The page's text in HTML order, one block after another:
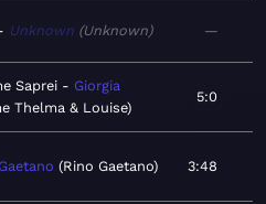
Unknown Unknown —
Saprei
Giorgia
Thelma & Louise
5:0
Rino Gaetano 3:48